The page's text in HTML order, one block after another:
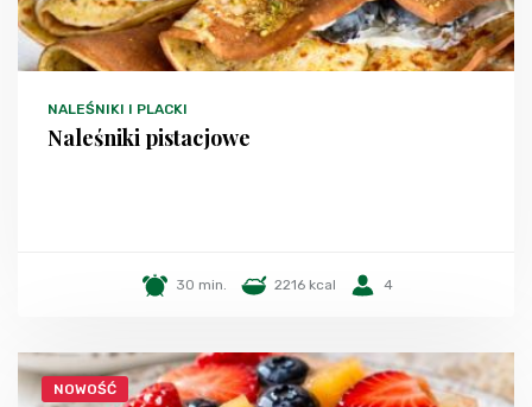
NALEŚNIKI I PLACKI
Naleśniki pistacjowe
30 min. 2216 kcal 4
NOWOŚĆ